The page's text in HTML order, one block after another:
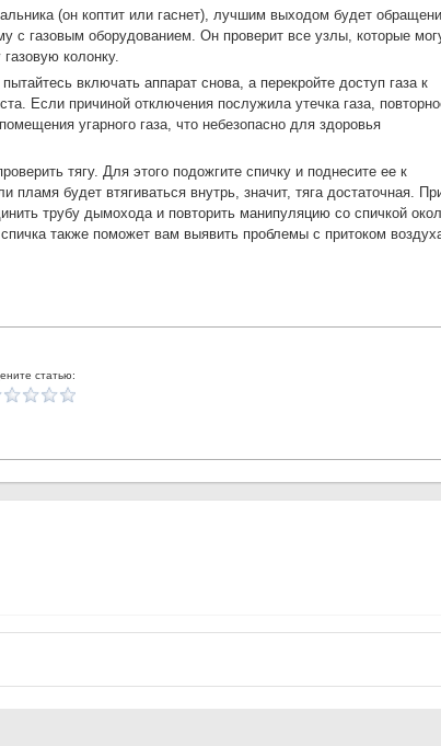
(он коптит или гаснет), лучшим выходом будет
с газовым оборудованием. Он проверит все узлы, которые
колонку.
включать аппарат снова, а перекройте доступ газа к
Если причиной отключения послужила утечка газа,
угарного газа, что небезопасно для здоровья
тягу. Для этого подожгите спичку и поднесите ее к
будет втягиваться внутрь, значит, тяга достаточная.
трубу дымохода и повторить манипуляцию со спичкой
также поможет вам выявить проблемы с притоком
статью: